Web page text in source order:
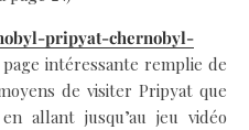
pripyat-chernobyl-
intéressante remplie de
de visiter Pripyat que
allant jusqu’au jeu vidéo